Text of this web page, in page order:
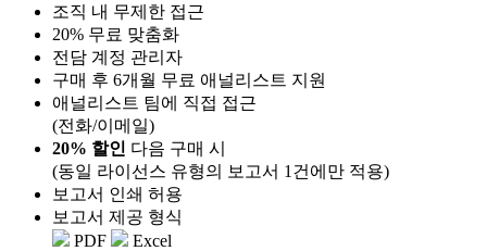
조직 내 무제한 접근
20% 무료 맞춤화
전담 계정 관리자
구매 후 6개월 무료 애널리스트 지원
애널리스트 팀에 직접 접근
(전화/이메일)
20% 할인 다음 구매 시
(동일 라이선스 유형의 보고서 1건에만 적용)
보고서 인쇄 허용
보고서 제공 형식
PDF
Excel